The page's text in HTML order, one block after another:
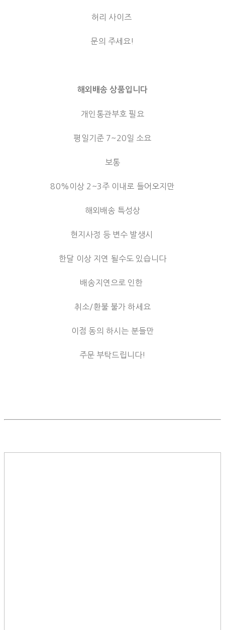
허리 사이즈
문의 주세요!
해외배송 상품입니다
개인통관부호 필요
평일기준 7~20일 소요
보통
80%이상 2~3주 이내로 들어오지만
해외배송 특성상
현지사정 등 변수 발생시
한달 이상 지연 될수도 있습니다
배송지연으로 인한
취소/환불 불가 하세요
이점 동의 하시는 분들만
주문 부탁드립니다!